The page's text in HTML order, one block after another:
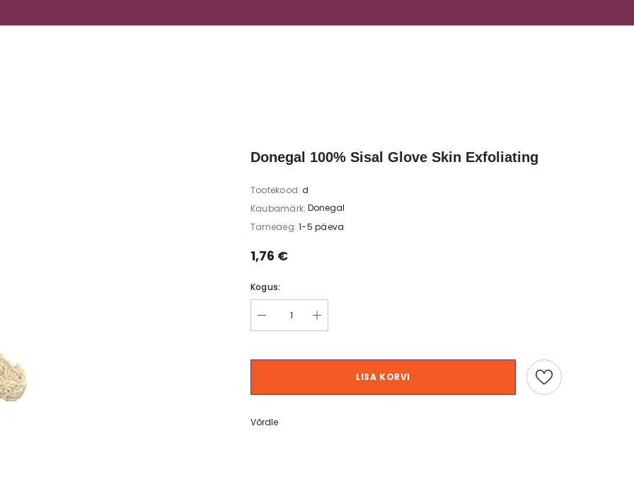
Donegal 100% Sisal Glove Skin Exfoliating
Tootekood: d
Kaubamärk: Donegal
Tarneaeg: 1-5 päeva
1,76 €
Kogus:
LISA KORVI
Võrdle
50 g
Adidas Ice Dive EDT 100ml set
alessandro EASTER EGG Cuticle
Remover, 10 ml
14,90 €
alessandro EASTER
Nail Care, 10ml,